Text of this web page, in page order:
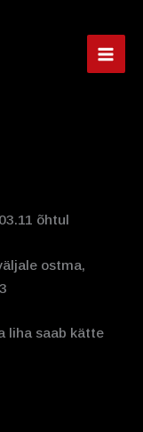
õhtul
ostma,
liha saab kätte